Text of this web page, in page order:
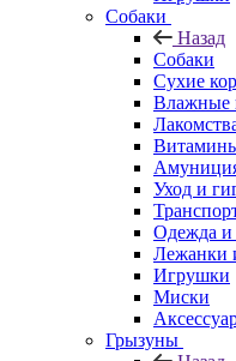
Собаки
Назад
Собаки
Сухие
Влажные
Уход и
Одежда и
Лежанки
Игрушки
Миски
Грызуны